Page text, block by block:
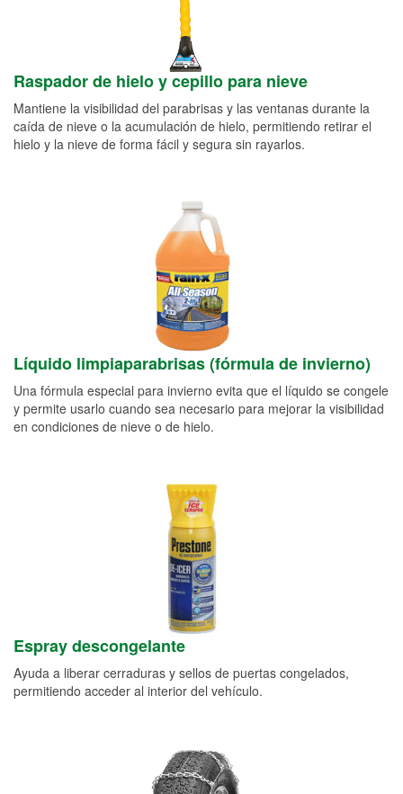
Raspador de hielo y cepillo para nieve
Mantiene la visibilidad del parabrisas y las ventanas durante la
caída de nieve o la acumulación de hielo, permitiendo retirar el
hielo y la nieve de forma fácil y segura sin rayarlos.
Líquido limpiaparabrisas (fórmula de invierno)
Una fórmula especial para invierno evita que el líquido se congele
y permite usarlo cuando sea necesario para mejorar la visibilidad
en condiciones de nieve o de hielo.
Espray descongelante
Ayuda a liberar cerraduras y sellos de puertas congelados,
permitiendo acceder al interior del vehículo.